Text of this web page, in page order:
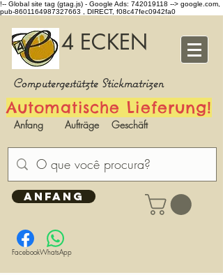
!-- Global site tag (gtag.js) - Google Ads: 742019118 --> google.com,
pub-8601164987327663 , DIRECT, f08c47fec0942fa0
4 ECKEN
Computergestützte Stickmatrizen
Automatische Lieferung!
Anfang Aufträge Geschäft
ANFANG
FacebookWhatsApp